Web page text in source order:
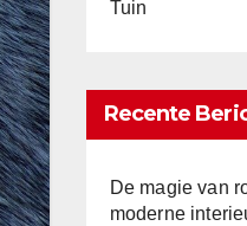
Tuin
Recente
De magie van
moderne